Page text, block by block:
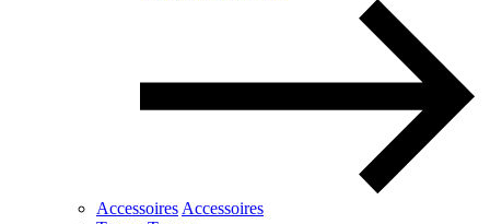
Accessoires Accessoires